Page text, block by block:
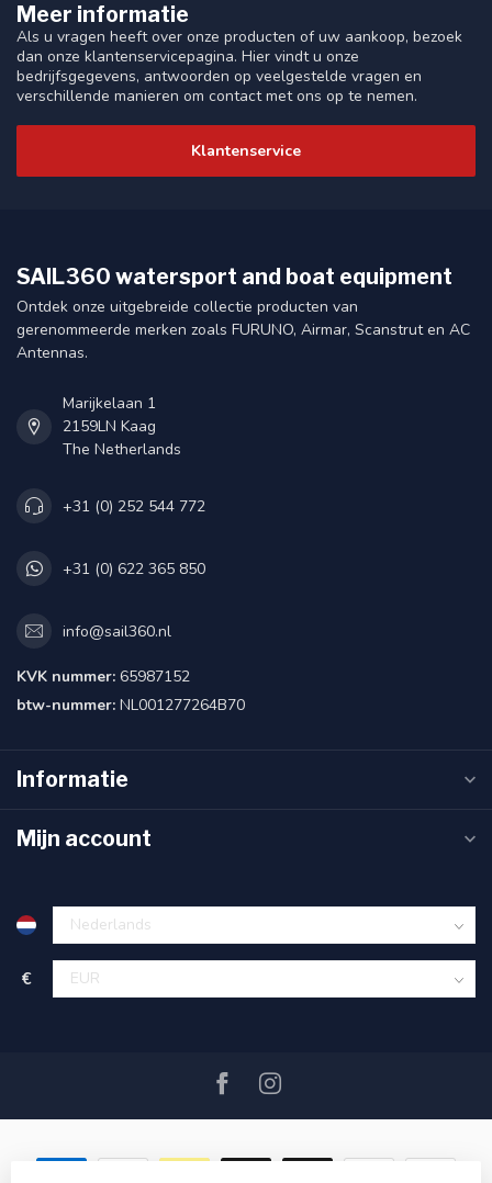
Meer informatie
Als u vragen heeft over onze producten of uw aankoop, bezoek
dan onze klantenservicepagina. Hier vindt u onze
bedrijfsgegevens, antwoorden op veelgestelde vragen en
verschillende manieren om contact met ons op te nemen.
Klantenservice
SAIL360 watersport and boat equipment
Ontdek onze uitgebreide collectie producten van
gerenommeerde merken zoals FURUNO, Airmar, Scanstrut en AC
Antennas.
Marijkelaan 1
2159LN Kaag
The Netherlands
+31 (0) 252 544 772
+31 (0) 622 365 850
info@sail360.nl
KVK nummer: 65987152
btw-nummer: NL001277264B70
Informatie
Mijn account
€